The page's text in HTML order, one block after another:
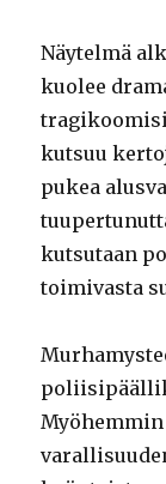
Näytelmä
kuolee
kutsuu
pukea
kutsutaan
toimivasta